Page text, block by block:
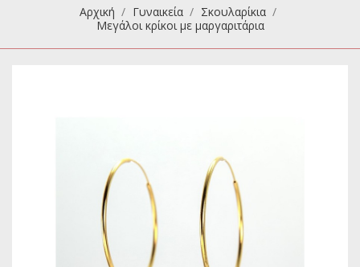
Αρχική Γυναικεία
Σκουλαρίκια
Μεγάλοι κρίκοι με μαργαριτάρια